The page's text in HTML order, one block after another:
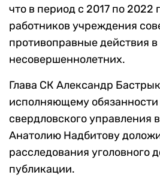
что в период с 2017 по 2022
работников учреждения
противоправные действия
несовершеннолетних.
Глава СК Александр
исполняющему обязанности
свердловского управления
Анатолию Надбитову
расследования уголовного
публикации.